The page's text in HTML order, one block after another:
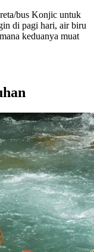
bus Konjic untuk
di pagi hari, air biru
keduanya muat